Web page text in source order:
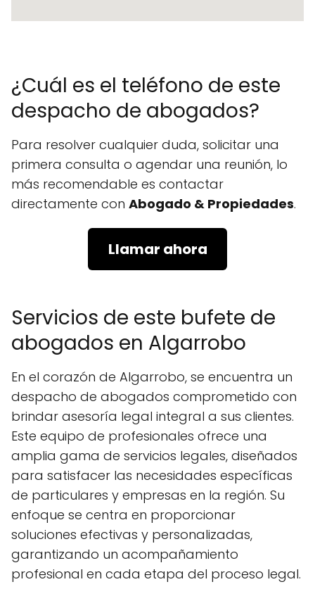
¿Cuál es el teléfono de este
despacho de abogados?
Para resolver cualquier duda, solicitar una
primera consulta o agendar una reunión, lo
más recomendable es contactar
directamente con Abogado & Propiedades.
Llamar ahora
Servicios de este bufete de
abogados en Algarrobo
En el corazón de Algarrobo, se encuentra un
despacho de abogados comprometido con
brindar asesoría legal integral a sus clientes.
Este equipo de profesionales ofrece una
amplia gama de servicios legales, diseñados
para satisfacer las necesidades específicas
de particulares y empresas en la región. Su
enfoque se centra en proporcionar
soluciones efectivas y personalizadas,
garantizando un acompañamiento
profesional en cada etapa del proceso legal.